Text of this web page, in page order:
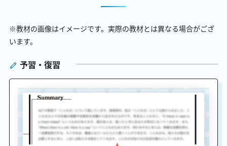
※教材の画像はイメージです。実際の教材とは異なる場合がござ
います。
予習・復習